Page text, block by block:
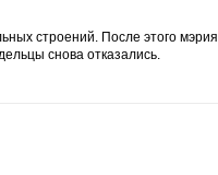
строений. После этого мэрия
снова отказались.